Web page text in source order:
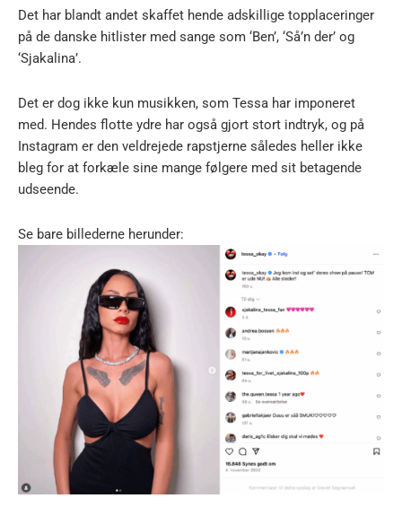
Det har blandt andet skaffet hende adskillige topplaceringer
på de danske hitlister med sange som ‘Ben’, ‘Så’n der’ og
‘Sjakalina’.
Det er dog ikke kun musikken, som Tessa har imponeret
med. Hendes flotte ydre har også gjort stort indtryk, og på
Instagram er den veldrejede rapstjerne således heller ikke
bleg for at forkæle sine mange følgere med sit betagende
udseende.
Se bare billederne herunder: